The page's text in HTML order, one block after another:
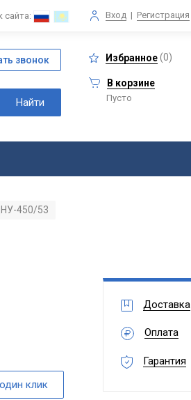
Вход | Регистрация
сайта:
Избранное(0)
В корзине
Пусто
450/53
Доставка
Оплата
Гарантия